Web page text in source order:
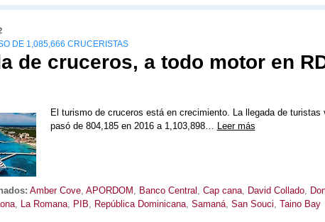
DE 1,085,666 CRUCERISTAS
de cruceros, a todo motor en
El turismo de cruceros está en crecimiento. La llegada de turistas
pasó de 804,185 en 2016 a 1,103,898…
Leer más
Amber Cove, APORDOM Banco Central Cap cana, David Collado,
, La Romana, PIB República Dominicana, Samaná, San Souci Taino Bay